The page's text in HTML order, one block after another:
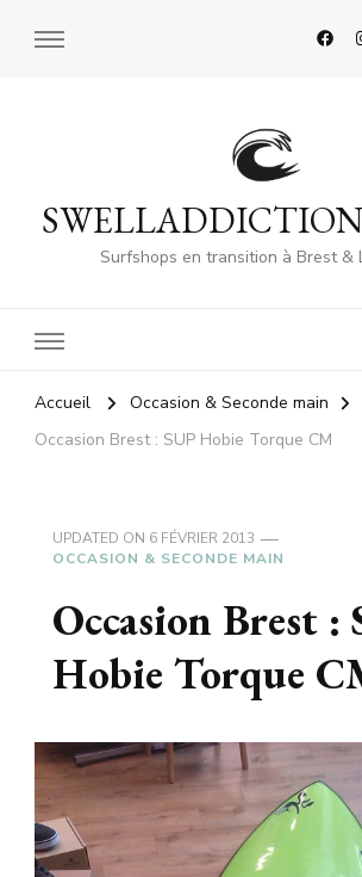
Surfshops en transition à Brest &
Accueil
Occasion & Seconde main
Occasion Brest : SUP Hobie Torque CM
UPDATED ON 6 FÉVRIER 2013
OCCASION & SECONDE MAIN
Occasion Brest :
Hobie Torque